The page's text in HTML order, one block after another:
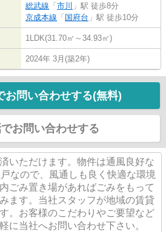
総武線 「 市川 」駅 徒歩8分
京成本線 「 国府台 」駅 徒歩10分
1LDK(31.70㎡～34.93㎡)
2024年 3月(築2年)
お問い合わせする(無料)
お問い合わせする
いただけます。物件は通風良好な
なので、風通しも良く快適な環境
ごみ置き場があればごみをもって
ます。当社スタッフが地域の賃貸
。お客様のこだわりやご要望など
に当社へお問い合わせ下さい。